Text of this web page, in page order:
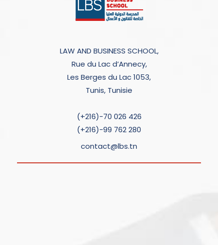
LAW AND BUSINESS SCHOOL,
Rue du Lac d’Annecy,
Les Berges du Lac 1053,
Tunis, Tunisie
(+216)-70 026 426
(+216)-99 762 280
contact@lbs.tn